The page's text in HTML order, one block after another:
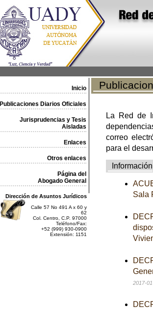
Inicio
Publicaciones Diarios Oficiales
Jurisprudencias y Tesis
Aisladas
Enlaces
Otros enlaces
Página del
Abogado General
Dirección de Asuntos Jurídicos
Calle 57 No 491 A x 60 y
62
Col. Centro, C.P. 97000
Teléfono/Fax:
+52 (999) 930-0900
Extensión: 1151
La Red de
correo
para el
Información
Sala
2017-